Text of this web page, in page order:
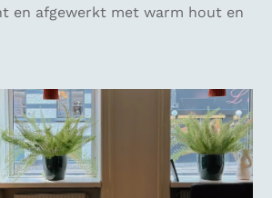
en afgewerkt met warm hout en